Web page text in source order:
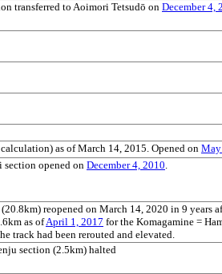
transferred to Aoimori Tetsudō on December 4,
as of March 14, 2015. Opened onMay
section opened onDecember 4, 2010.
reopened on March 14, 2020 in 9 years
as ofApril 1, 2017 for the Komagamine =
track had been rerouted and elevated.
section (2.5km) halted